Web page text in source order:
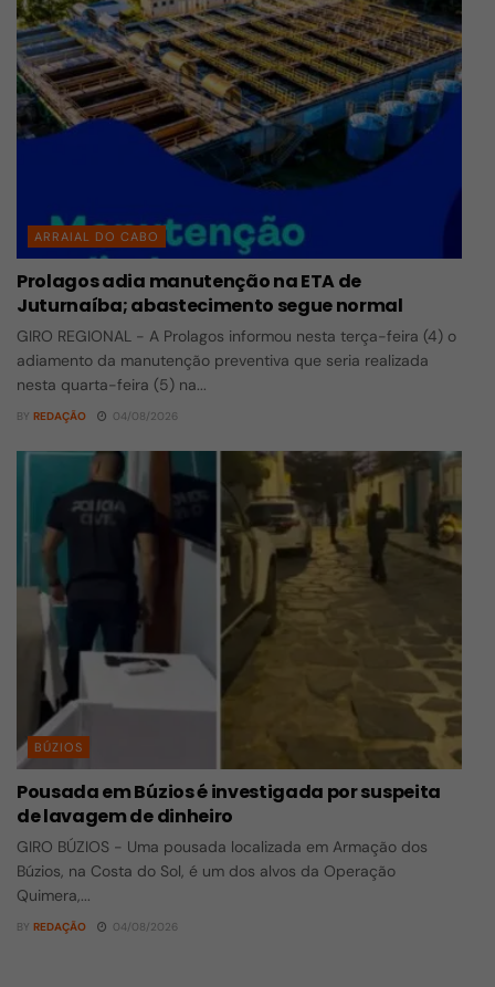
ARRAIAL DO CABO
Prolagos adia manutenção na ETA de
Juturnaíba; abastecimento segue normal
GIRO REGIONAL - A Prolagos informou nesta terça-feira (4) o
adiamento da manutenção preventiva que seria realizada
nesta quarta-feira (5) na...
BY REDAÇÃO 04/08/2026
BÚZIOS
Pousada em Búzios é investigada por suspeita
de lavagem de dinheiro
GIRO BÚZIOS - Uma pousada localizada em Armação dos
Búzios, na Costa do Sol, é um dos alvos da Operação
Quimera,...
BY REDAÇÃO 04/08/2026